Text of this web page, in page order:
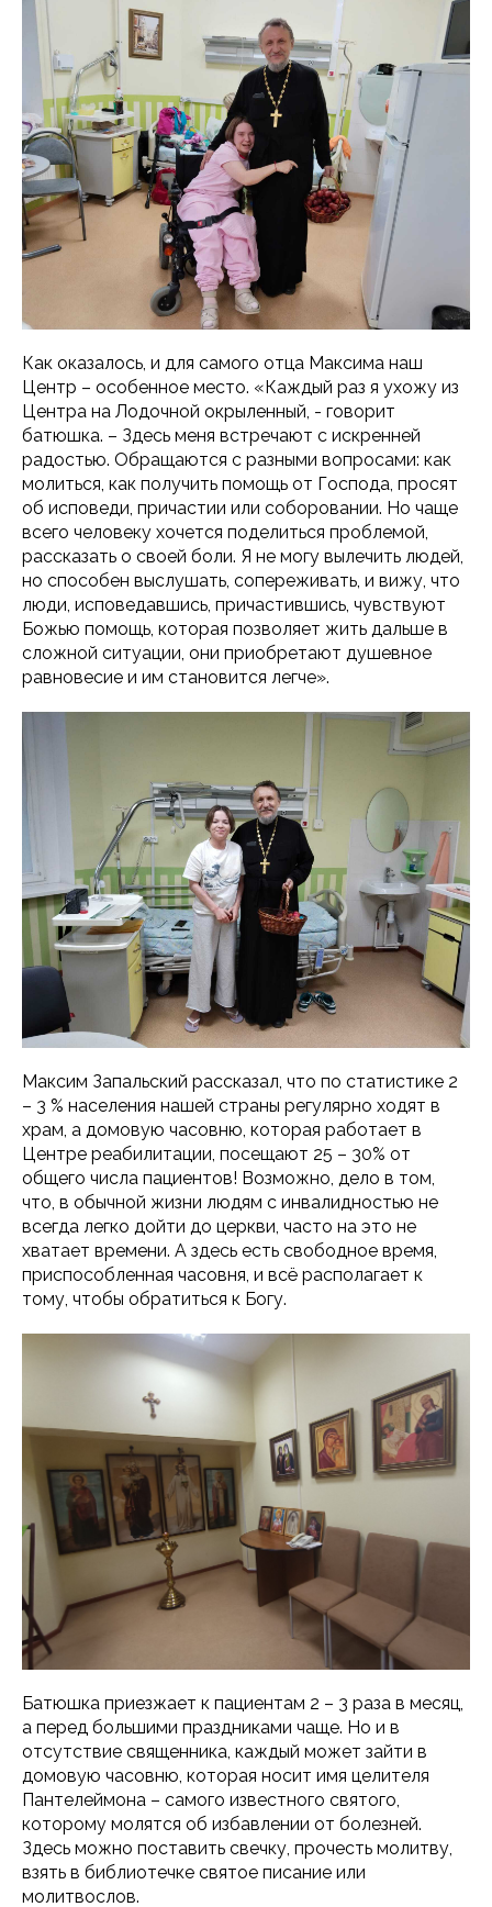
Как оказалось, и для самого отца Максима наш
Центр – особенное место. «Каждый раз я ухожу из
Центра на Лодочной окрыленный, - говорит
батюшка. – Здесь меня встречают с искренней
радостью. Обращаются с разными вопросами: как
молиться, как получить помощь от Господа, просят
об исповеди, причастии или соборовании. Но чаще
всего человеку хочется поделиться проблемой,
рассказать о своей боли. Я не могу вылечить людей,
но способен выслушать, сопереживать, и вижу, что
люди, исповедавшись, причастившись, чувствуют
Божью помощь, которая позволяет жить дальше в
сложной ситуации, они приобретают душевное
равновесие и им становится легче».
Максим Запальский рассказал, что по статистике 2
– 3 % населения нашей страны регулярно ходят в
храм, а домовую часовню, которая работает в
Центре реабилитации, посещают 25 – 30% от
общего числа пациентов! Возможно, дело в том,
что, в обычной жизни людям с инвалидностью не
всегда легко дойти до церкви, часто на это не
хватает времени. А здесь есть свободное время,
приспособленная часовня, и всё располагает к
тому, чтобы обратиться к Богу.
Батюшка приезжает к пациентам 2 – 3 раза в месяц,
а перед большими праздниками чаще. Но и в
отсутствие священника, каждый может зайти в
домовую часовню, которая носит имя целителя
Пантелеймона – самого известного святого,
которому молятся об избавлении от болезней.
Здесь можно поставить свечку, прочесть молитву,
взять в библиотечке святое писание или
молитвослов.